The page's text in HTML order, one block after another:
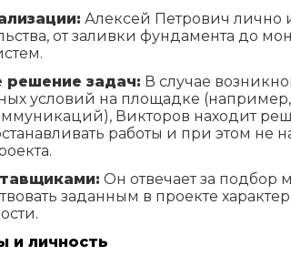
Алексей Петрович лично
от заливки фундамента до
решение задач: В случае
условий на площадке
Викторов находит
работы и при этом не
Он отвечает за подбор
заданным в проекте
и личность